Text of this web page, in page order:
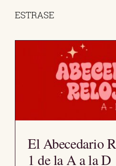
El Abecedario
1 de la A a la D